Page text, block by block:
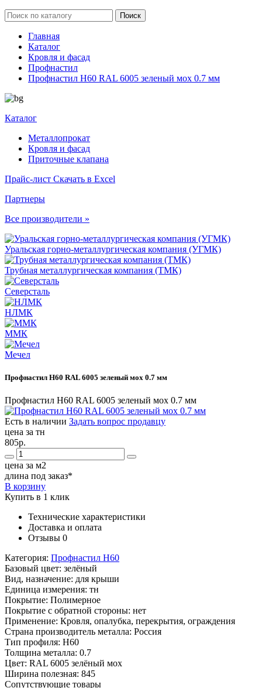
Главная
Каталог
Кровля и фасад
Профнастил
Профнастил Н60 RAL 6005 зеленый мох 0.7 мм
Каталог
Металлопрокат
Кровля и фасад
Приточные клапана
Прайс-лист Скачать в Excel
Партнеры
Все производители »
Уральская горно-металлургическая компания (УГМК)
Трубная металлургическая компания (ТМК)
Северсталь
НЛМК
ММК
Мечел
Профнастил Н60 RAL 6005 зеленый мох 0.7 мм
Профнастил Н60 RAL 6005 зеленый мох 0.7 мм
Есть в наличии Задать вопрос продавцу
цена за тн
805р.
цена за м2
длина под заказ*
В корзину
Купить в 1 клик
Технические характеристики
Доставка и оплата
Отзывы 0
Категория: Профнастил Н60
Базовый цвет: зелёный
Вид, назначение: для крыши
Единица измерения: тн
Покрытие: Полимерное
Покрытие с обратной стороны: нет
Применение: Кровля, опалубка, перекрытия, ограждения
Страна производитель металла: Россия
Тип профиля: Н60
Толщина металла: 0.7
Цвет: RAL 6005 зелёный мох
Ширина полезная: 845
Сопутствующие товары